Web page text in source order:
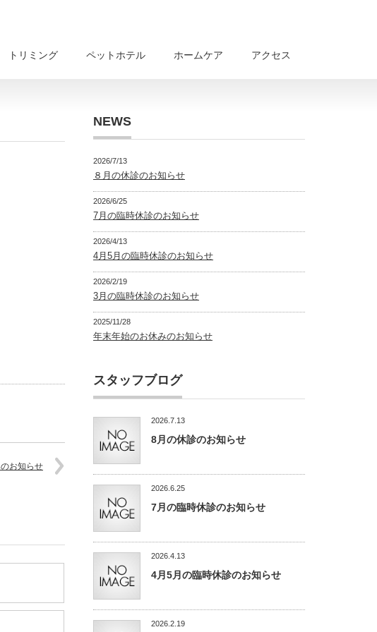
トリミング ペットホテル ホームケア アクセス
お知らせ
NEWS
2026/7/13
８月の休診のお知らせ
2026/6/25
7月の臨時休診のお知らせ
2026/4/13
4月5月の臨時休診のお知らせ
2026/2/19
3月の臨時休診のお知らせ
2025/11/28
年末年始のお休みのお知らせ
スタッフブログ
2026.7.13
8月の休診のお知らせ
2026.6.25
7月の臨時休診のお知らせ
2026.4.13
4月5月の臨時休診のお知らせ
2026.2.19